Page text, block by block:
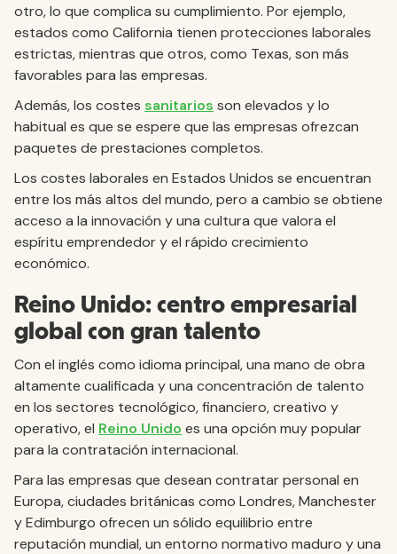
otro, lo que complica su cumplimiento. Por ejemplo,
estados como California tienen protecciones laborales
estrictas, mientras que otros, como Texas, son más
favorables para las empresas.
Además, los costes sanitarios son elevados y lo
habitual es que se espere que las empresas ofrezcan
paquetes de prestaciones completos.
Los costes laborales en Estados Unidos se encuentran
entre los más altos del mundo, pero a cambio se obtiene
acceso a la innovación y una cultura que valora el
espíritu emprendedor y el rápido crecimiento
económico.
Reino Unido: centro empresarial
global con gran talento
Con el inglés como idioma principal, una mano de obra
altamente cualificada y una concentración de talento
en los sectores tecnológico, financiero, creativo y
operativo, el Reino Unido es una opción muy popular
para la contratación internacional.
Para las empresas que desean contratar personal en
Europa, ciudades británicas como Londres, Manchester
y Edimburgo ofrecen un sólido equilibrio entre
reputación mundial, un entorno normativo maduro y una